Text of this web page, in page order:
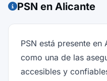
PSN en Alicante
PSN está presente
como una de las
accesibles y